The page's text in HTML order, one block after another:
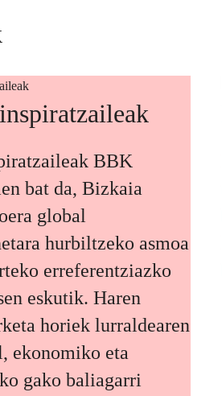
BBK
bat da, Bizkaia
global
hurbiltzeko asmoa
erreferentziazko
eskutik. Haren
horiek lurraldearen
ekonomiko eta
gako baliagarri